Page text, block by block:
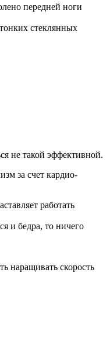
передней ноги
стеклянных
не такой эффективной.
за счет кардио-
работать
и бедра, то ничего
наращивать скорость